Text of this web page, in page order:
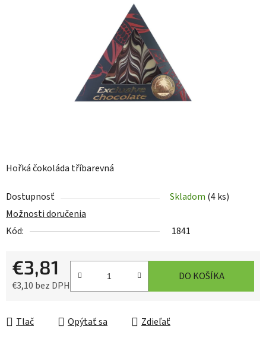
Hořká čokoláda tříbarevná
Dostupnosť Skladom (4 ks)
Možnosti doručenia
Kód:
1841
€3,81
€3,10 bez DPH
DO KOŠÍKA
Tlač Opýtať sa Zdieľať